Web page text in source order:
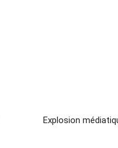
Explosion